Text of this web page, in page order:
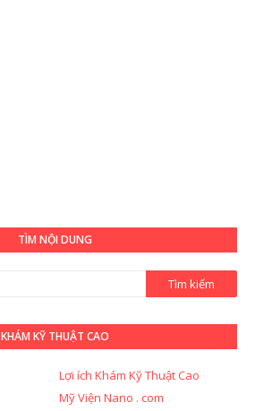
TÌM NỘI DUNG
KHÁM KỸ THUẬT CAO
Lợi ích Khám Kỹ Thuật Cao
Mỹ Viện Nano . com